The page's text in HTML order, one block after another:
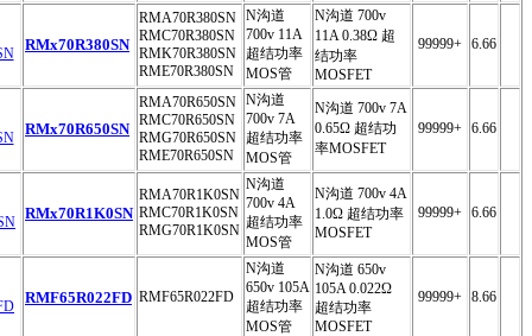
RMx70R380SN
RMA70R380SN
RMC70R380SN
RMK70R380SN
RME70R380SN
N沟道
700v 11A
超结功率
MOS管
N沟道 700v
11A 0.38Ω 超
结功率
MOSFET
99999+ 6.66
RMx70R650SN
RMA70R650SN
RMC70R650SN
RMG70R650SN
RME70R650SN
N沟道
700v 7A
超结功率
MOS管
N沟道 700v 7A
0.65Ω 超结功
率MOSFET
99999+ 6.66
RMx70R1K0SN
RMA70R1K0SN
RMC70R1K0SN
RMG70R1K0SN
N沟道
700v 4A
超结功率
MOS管
N沟道 700v 4A
1.0Ω 超结功率
MOSFET
99999+ 6.66
RMF65R022FD RMF65R022FD
N沟道
650v 105A
超结功率
MOS管
N沟道 650v
105A 0.022Ω
超结功率
MOSFET
99999+ 8.66